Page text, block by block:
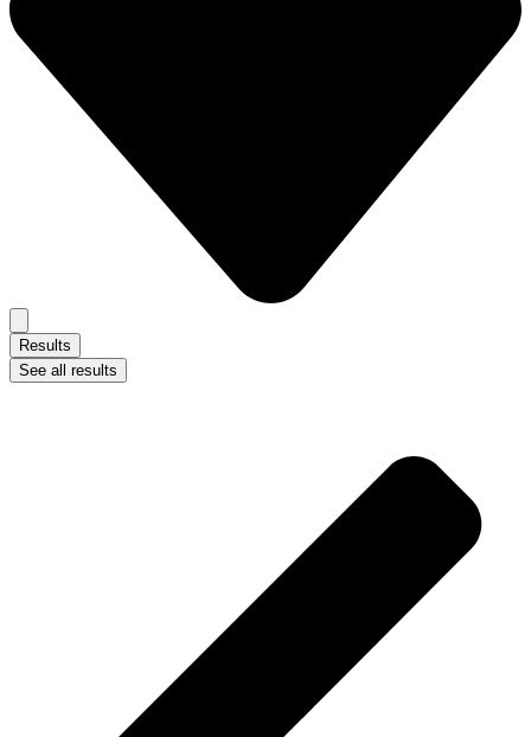
Results
See all results